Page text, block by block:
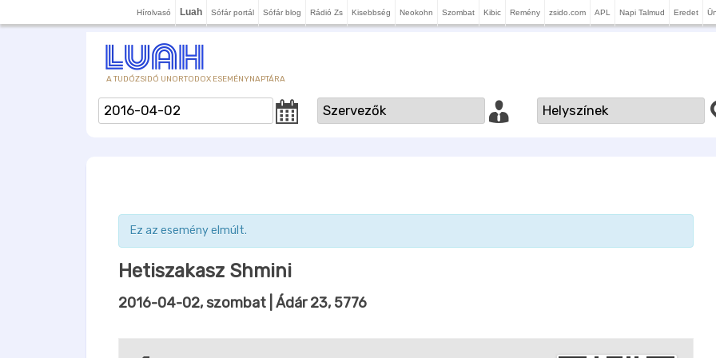
Hírolvasó Luah Sófár portál Sófár blog Rádió Zs Kisebbség Neokohn Szombat Kibic Remény zsido.com APL Napi Talmud Eredet
A TUDÓZSIDÓ UNORTODOX ESEMÉNYNAPTÁRA
Ez az esemény elmúlt.
Hetiszakasz Shmini
2016-04-02, szombat | Ádár 23, 5776